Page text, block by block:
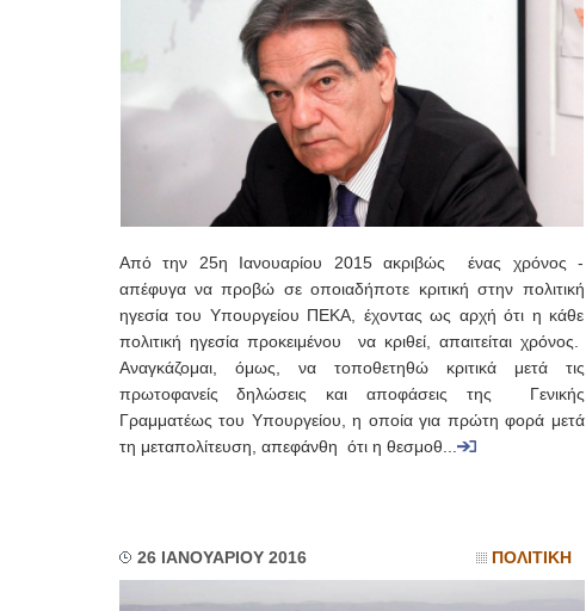
Από την 25η Ιανουαρίου 2015 ακριβώς ένας χρόνος -
απέφυγα να προβώ σε οποιαδήποτε κριτική στην πολιτική
ηγεσία του Υπουργείου ΠΕΚΑ, έχοντας ως αρχή ότι η κάθε
πολιτική ηγεσία προκειμένου να κριθεί, απαιτείται χρόνος.
Αναγκάζομαι, όμως, να τοποθετηθώ κριτικά μετά τις
πρωτοφανείς δηλώσεις και αποφάσεις της Γενικής
Γραμματέως του Υπουργείου, η οποία για πρώτη φορά μετά
τη μεταπολίτευση, απεφάνθη ότι η θεσμοθ...
26 ΙΑΝΟΥΑΡΙΟΥ 2016 ΠΟΛΙΤΙΚΗ